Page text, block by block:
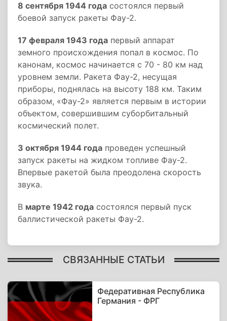
8 сентября 1944 года состоялся первый
боевой запуск ракеты Фау-2.
17 февраля 1943 года первый аппарат
земного происхождения попал в космос. По
канонам, космос начинается с 70 - 80 км над
уровнем земли. Ракета Фау-2, несущая
приборы, поднялась на высоту 188 км. Таким
образом, «Фау-2» является первым в истории
объектом, совершившим суборбитальный
космический полет.
3 октября 1944 года проведен успешный
запуск ракеты на жидком топливе Фау-2.
Впервые ракетой была преодолена скорость
звука.
В марте 1942 года состоялся первый пуск
баллистической ракеты Фау-2.
СВЯЗАННЫЕ СТАТЬИ
Федеративная Республика
Германия - ФРГ